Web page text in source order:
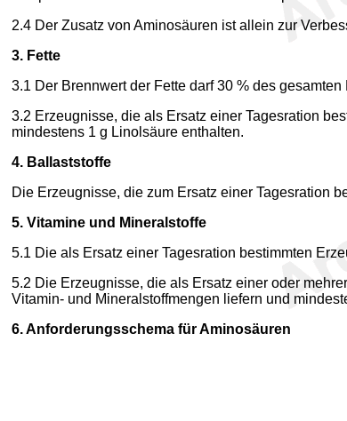
2.4 Der Zusatz von Aminosäuren ist allein zur
3. Fette
3.1 Der Brennwert der Fette darf 30 % des
3.2 Erzeugnisse, die als Ersatz einer Tagesration
mindestens 1 g Linolsäure enthalten.
4. Ballaststoffe
Die Erzeugnisse, die zum Ersatz einer Tagesration
5. Vitamine und Mineralstoffe
5.1 Die als Ersatz einer Tagesration bestimmten
5.2 Die Erzeugnisse, die als Ersatz einer oder
Vitamin- und Mineralstoffmengen liefern und
6. Anforderungsschema für Aminosäuren